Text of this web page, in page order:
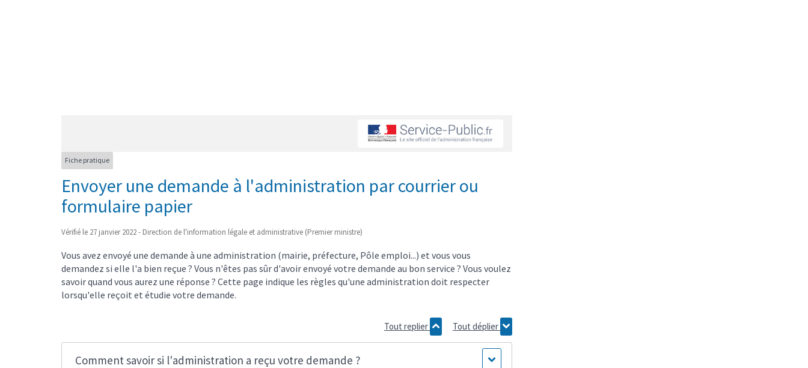
Fiche pratique
Envoyer une demande à l'administration par courrier ou
formulaire papier
Vérifié le 27 janvier 2022 - Direction de l'information légale et administrative (Premier ministre)
Vous avez envoyé une demande à une administration (mairie, préfecture, Pôle emploi...) et vous vous
demandez si elle l'a bien reçue ? Vous n'êtes pas sûr d'avoir envoyé votre demande au bon service ? Vous voulez
savoir quand vous aurez une réponse ? Cette page indique les règles qu'une administration doit respecter
lorsqu'elle reçoit et étudie votre demande.
Tout replier Tout déplier
Comment savoir si l'administration a reçu votre demande ?